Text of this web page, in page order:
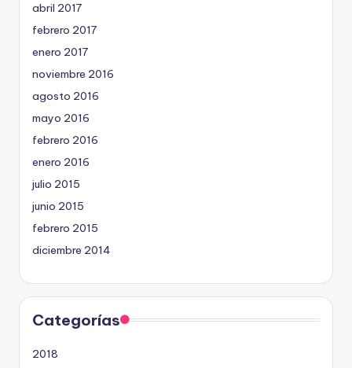
abril 2017
febrero 2017
enero 2017
noviembre 2016
agosto 2016
mayo 2016
febrero 2016
enero 2016
julio 2015
junio 2015
febrero 2015
diciembre 2014
Categorías
2018